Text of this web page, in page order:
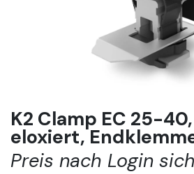
K2 Clamp EC 25-
eloxiert,
Preis nach Login